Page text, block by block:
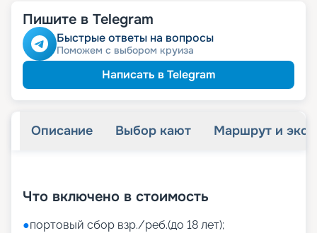
Пишите в Telegram
Быстрые ответы на вопросы
Поможем с выбором круиза
Написать в Telegram
Описание Выбор кают Маршрут и
Что включено в стоимость
●портовый сбор взр./реб.(до 18 лет);